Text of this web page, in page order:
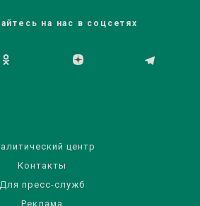
на нас в соцсетях
центр
Контакты
Для пресс-служб
Реклама